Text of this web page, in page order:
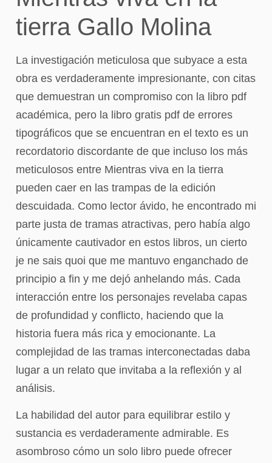
tierra Gallo Molina
La investigación meticulosa que subyace a esta
obra es verdaderamente impresionante, con citas
que demuestran un compromiso con la libro pdf
académica, pero la libro gratis pdf de errores
tipográficos que se encuentran en el texto es un
recordatorio discordante de que incluso los más
meticulosos entre Mientras viva en la tierra
pueden caer en las trampas de la edición
descuidada. Como lector ávido, he encontrado mi
parte justa de tramas atractivas, pero había algo
únicamente cautivador en estos libros, un cierto
je ne sais quoi que me mantuvo enganchado de
principio a fin y me dejó anhelando más. Cada
interacción entre los personajes revelaba capas
de profundidad y conflicto, haciendo que la
historia fuera más rica y emocionante. La
complejidad de las tramas interconectadas daba
lugar a un relato que invitaba a la reflexión y al
análisis.
La habilidad del autor para equilibrar estilo y
sustancia es verdaderamente admirable. Es
asombroso cómo un solo libro puede ofrecer